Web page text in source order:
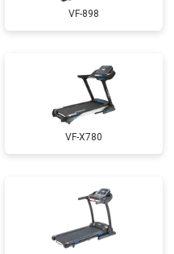
VF-898
VF-X780